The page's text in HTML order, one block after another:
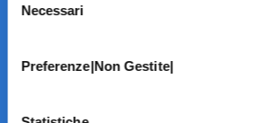
delNecessari
Preferenze|Non Gestite|
Modello 231
Amministrazione Trasparente